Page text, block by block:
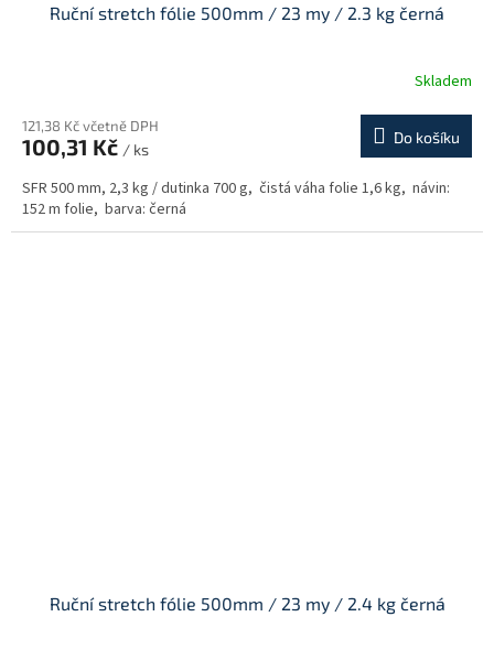
Ruční stretch fólie 500mm / 23 my / 2.3 kg černá
Skladem
121,38 Kč včetně DPH
100,31 Kč / ks
Do košíku
SFR 500 mm, 2,3 kg / dutinka 700 g, čistá váha folie 1,6 kg, návin:
152 m folie, barva: černá
Ruční stretch fólie 500mm / 23 my / 2.4 kg černá